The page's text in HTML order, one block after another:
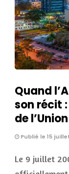
Quand
son récit
de
Publié le 15
Le 9 juillet